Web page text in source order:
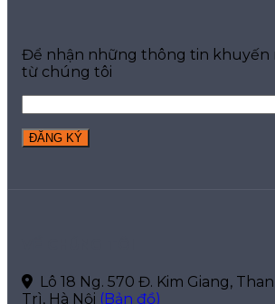
Để nhận những thông tin khuyến
từ chúng tôi
Lô 18 Ng. 570 Đ. Kim Giang,
Trì, Hà Nội (Bản đồ)